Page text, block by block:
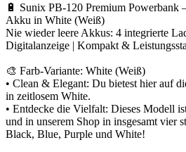
🔋 Sunix PB-120 Premium Powerbank
Akku in White (Weiß)
Nie wieder leere Akkus: 4 integrierte
Digitalanzeige | Kompakt &
🎨 Farb-Variante: White (Weiß)
• Clean & Elegant: Du bietest hier auf
in zeitlosem White.
• Entdecke die Vielfalt: Dieses Modell
und in unserem Shop in insgesamt vier
Black, Blue, Purple und White!